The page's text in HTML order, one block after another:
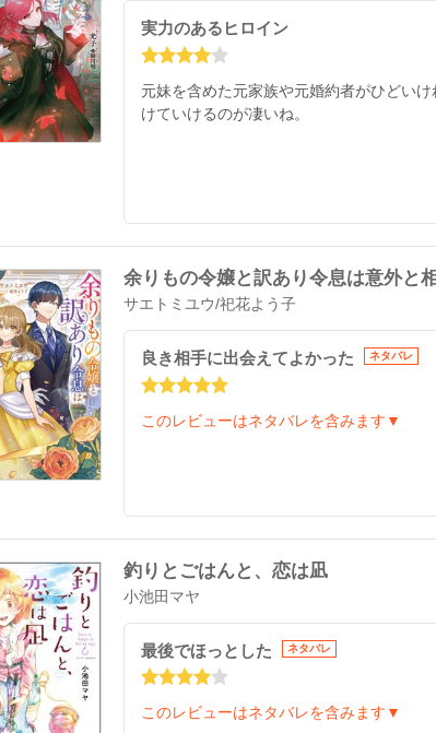
実力のあるヒロイン
元妹を含めた元家族や元婚約者がひどい
けていけるのが凄いね。
余りもの令嬢と訳あり令息は意外と
サエトミユウ/祀花よう子
良き相手に出会えてよかった ネタバレ
このレビューはネタバレを含みます▼
釣りとごはんと、恋は凪
小池田マヤ
最後でほっとした ネタバレ
このレビューはネタバレを含みます▼